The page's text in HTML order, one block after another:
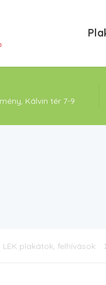
Kálvin tér 7-9
LEK plakátok, felhívások